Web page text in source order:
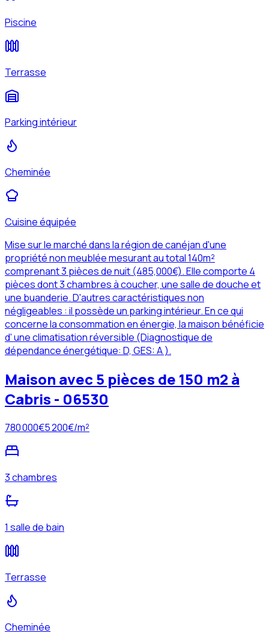
Piscine
Terrasse
Parking intérieur
Cheminée
Cuisine équipée
Mise sur le marché dans la région de canéjan d'une
propriété non meublée mesurant au total 140m²
comprenant 3 pièces de nuit (485,000€). Elle comporte 4
pièces dont 3 chambres à coucher, une salle de douche et
une buanderie. D'autres caractéristiques non
négligeables : il possède un parking intérieur. En ce qui
concerne la consommation en énergie, la maison bénéficie
d' une climatisation réversible (Diagnostique de
dépendance énergétique: D, GES: A ).
Maison avec 5 pièces de 150 m2 à
Cabris - 06530
780 000€5 200€/m²
3 chambres
1 salle de bain
Terrasse
Cheminée